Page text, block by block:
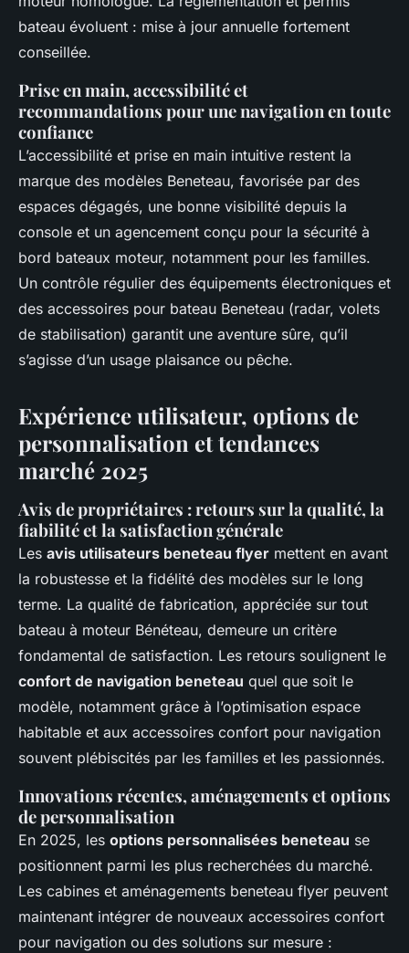
bateau évoluent : mise à jour annuelle fortement
conseillée.
Prise en main, accessibilité et
recommandations pour une navigation en toute
confiance
L’accessibilité et prise en main intuitive restent la
marque des modèles Beneteau, favorisée par des
espaces dégagés, une bonne visibilité depuis la
console et un agencement conçu pour la sécurité à
bord bateaux moteur, notamment pour les familles.
Un contrôle régulier des équipements électroniques et
des accessoires pour bateau Beneteau (radar, volets
de stabilisation) garantit une aventure sûre, qu’il
s’agisse d’un usage plaisance ou pêche.
Expérience utilisateur, options de
personnalisation et tendances
marché 2025
Avis de propriétaires : retours sur la qualité, la
fiabilité et la satisfaction générale
Les avis utilisateurs beneteau flyer mettent en avant
la robustesse et la fidélité des modèles sur le long
terme. La qualité de fabrication, appréciée sur tout
bateau à moteur Bénéteau, demeure un critère
fondamental de satisfaction. Les retours soulignent le
confort de navigation beneteau quel que soit le
modèle, notamment grâce à l’optimisation espace
habitable et aux accessoires confort pour navigation
souvent plébiscités par les familles et les passionnés.
Innovations récentes, aménagements et options
de personnalisation
En 2025, les options personnalisées beneteau se
positionnent parmi les plus recherchées du marché.
Les cabines et aménagements beneteau flyer peuvent
maintenant intégrer de nouveaux accessoires confort
pour navigation ou des solutions sur mesure :